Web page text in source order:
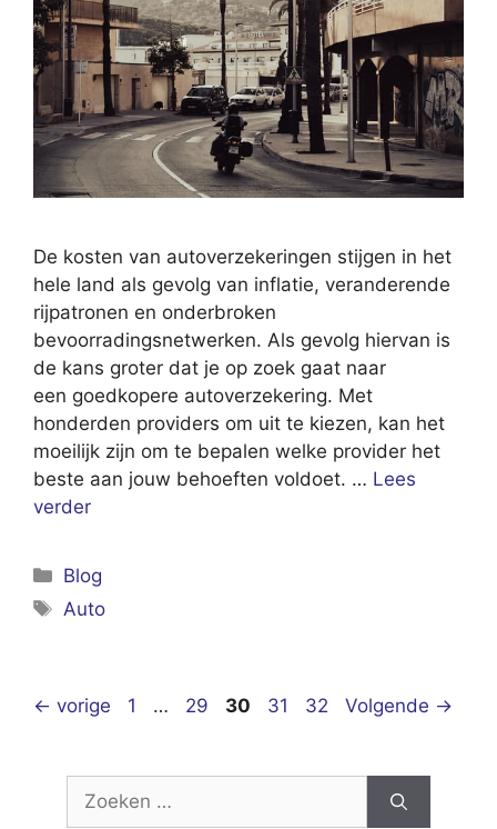
De kosten van autoverzekeringen stijgen in het
hele land als gevolg van inflatie, veranderende
rijpatronen en onderbroken
bevoorradingsnetwerken. Als gevolg hiervan is
de kans groter dat je op zoek gaat naar
een goedkopere autoverzekering. Met
honderden providers om uit te kiezen, kan het
moeilijk zijn om te bepalen welke provider het
beste aan jouw behoeften voldoet. … Lees
verder
Categorieën
Blog
Tags
Auto
← vorige Pagina
1 … Pagina
29 Pagina
30 Pagina
31 Pagina
32 Volgende →
Zoek